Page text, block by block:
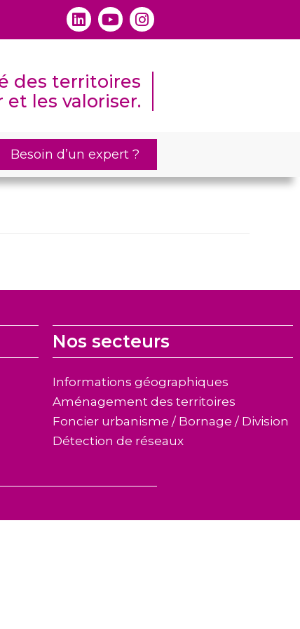
des territoires
les valoriser.
Besoin d’un expert ?
Nos secteurs
Informations géographiques
Aménagement des territoires
Foncier urbanisme / Bornage / Division
Détection de réseaux